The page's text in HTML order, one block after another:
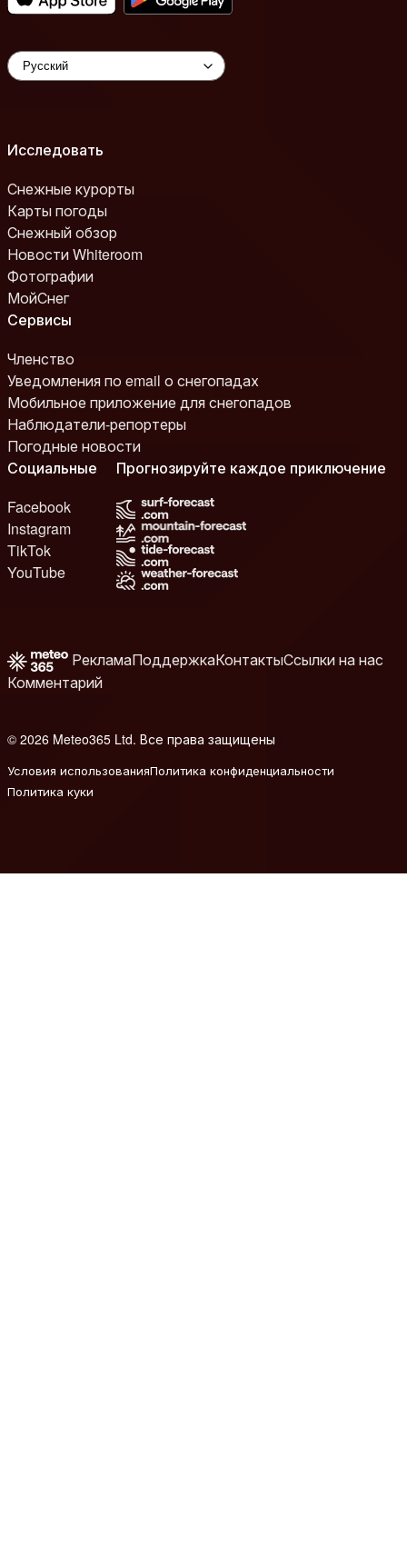
Исследовать
Снежные курорты
Карты погоды
Снежный обзор
Новости Whiteroom
Фотографии
МойСнег
Сервисы
Членство
Уведомления по email о снегопадах
Мобильное приложение для снегопадов
Наблюдатели-репортеры
Погодные новости
Социальные
Facebook
Instagram
TikTok
YouTube
Прогнозируйте каждое приключение
РекламаПоддержкаКонтактыСсылки на нас
Комментарий
© 2026 Meteo365 Ltd. Все права защищены
Условия использованияПолитика конфиденциальности
Политика куки